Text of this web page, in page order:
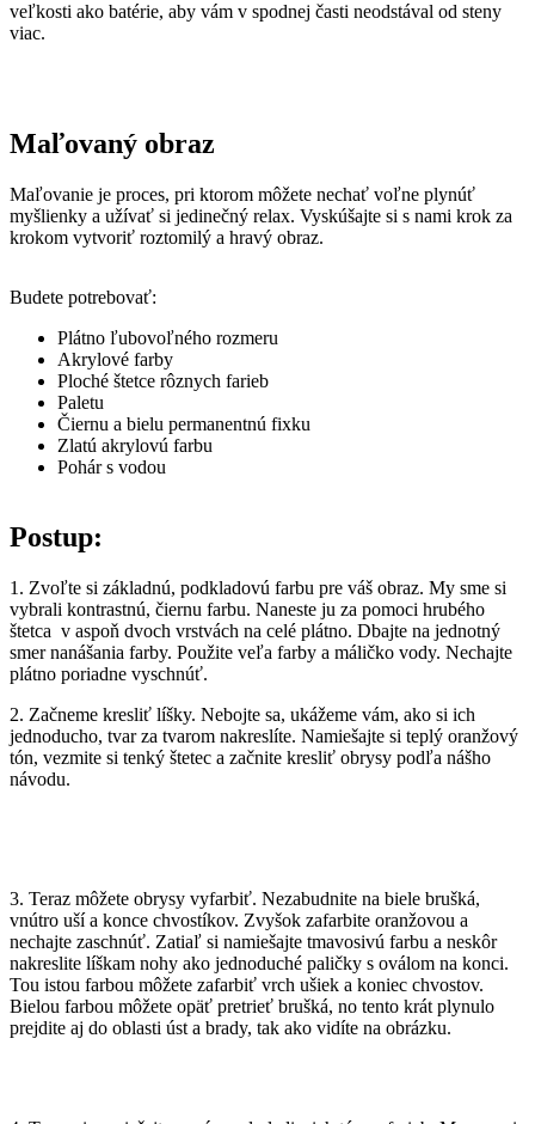
veľkosti ako batérie, aby vám v spodnej časti neodstával od steny
viac.
Maľovaný obraz
Maľovanie je proces, pri ktorom môžete nechať voľne plynúť
myšlienky a užívať si jedinečný relax. Vyskúšajte si s nami krok za
krokom vytvoriť roztomilý a hravý obraz.
Budete potrebovať:
Plátno ľubovoľného rozmeru
Akrylové farby
Ploché štetce rôznych farieb
Paletu
Čiernu a bielu permanentnú fixku
Zlatú akrylovú farbu
Pohár s vodou
Postup:
1. Zvoľte si základnú, podkladovú farbu pre váš obraz. My sme si
vybrali kontrastnú, čiernu farbu. Naneste ju za pomoci hrubého
štetca v aspoň dvoch vrstvách na celé plátno. Dbajte na jednotný
smer nanášania farby. Použite veľa farby a máličko vody. Nechajte
plátno poriadne vyschnúť.
2. Začneme kresliť líšky. Nebojte sa, ukážeme vám, ako si ich
jednoducho, tvar za tvarom nakreslíte. Namiešajte si teplý oranžový
tón, vezmite si tenký štetec a začnite kresliť obrysy podľa nášho
návodu.
3. Teraz môžete obrysy vyfarbiť. Nezabudnite na biele brušká,
vnútro uší a konce chvostíkov. Zvyšok zafarbite oranžovou a
nechajte zaschnúť. Zatiaľ si namiešajte tmavosivú farbu a neskôr
nakreslite líškam nohy ako jednoduché paličky s oválom na konci.
Tou istou farbou môžete zafarbiť vrch ušiek a koniec chvostov.
Bielou farbou môžete opäť pretrieť brušká, no tento krát plynulo
prejdite aj do oblasti úst a brady, tak ako vidíte na obrázku.